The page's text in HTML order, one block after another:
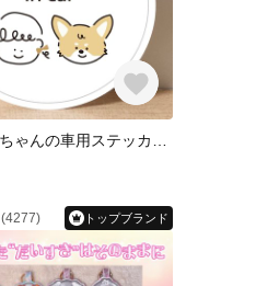
(4277)
トップブランド